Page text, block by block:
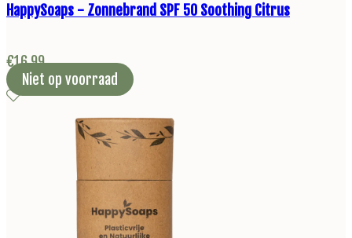
HappySoaps - Zonnebrand SPF 50 Soothing Citrus
€16,99
Niet op voorraad